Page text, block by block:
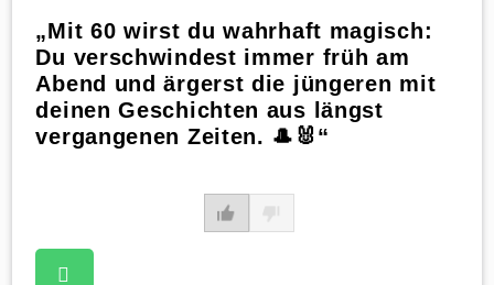
„Mit 60 wirst du wahrhaft magisch:
Du verschwindest immer früh am
Abend und ärgerst die jüngeren mit
deinen Geschichten aus längst
vergangenen Zeiten. 🎩🐰“